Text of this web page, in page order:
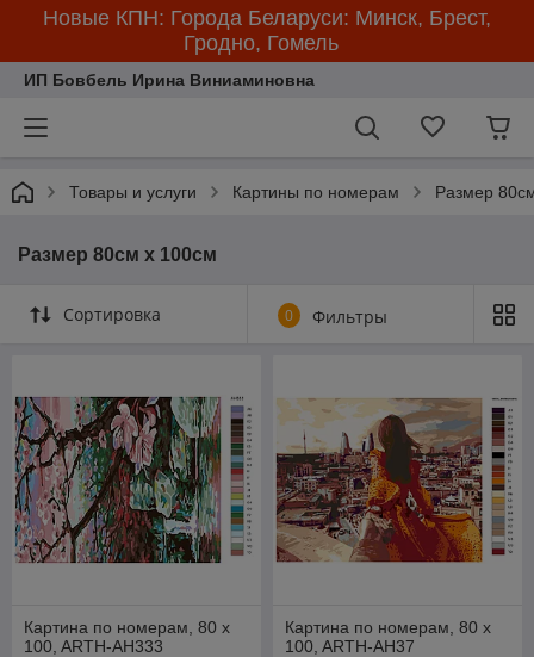
Новые КПН: Города Беларуси: Минск, Брест,
Гродно, Гомель
ИП Бовбель Ирина Виниаминовна
Товары и услуги Картины по номерам Размер
Размер 80см х 100см
Сортировка 0 Фильтры
Картина по номерам, 80 x
100, ARTH-AH333
Картина по номерам, 80 x
100, ARTH-AH37